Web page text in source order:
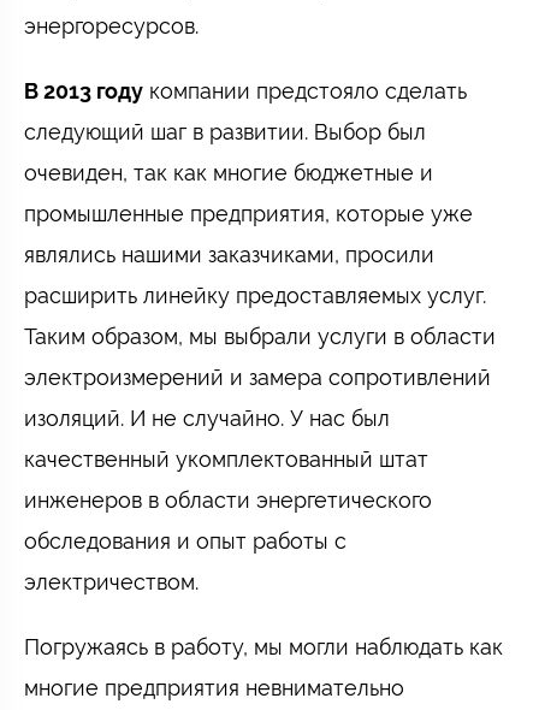
энергоресурсов.
В 2013 году компании предстояло сделать
следующий шаг в развитии. Выбор был
очевиден, так как многие бюджетные и
промышленные предприятия, которые уже
являлись нашими заказчиками, просили
расширить линейку предоставляемых услуг.
Таким образом, мы выбрали услуги в области
электроизмерений и замера сопротивлений
изоляций. И не случайно. У нас был
качественный укомплектованный штат
инженеров в области энергетического
обследования и опыт работы с
электричеством.
Погружаясь в работу, мы могли наблюдать как
многие предприятия невнимательно